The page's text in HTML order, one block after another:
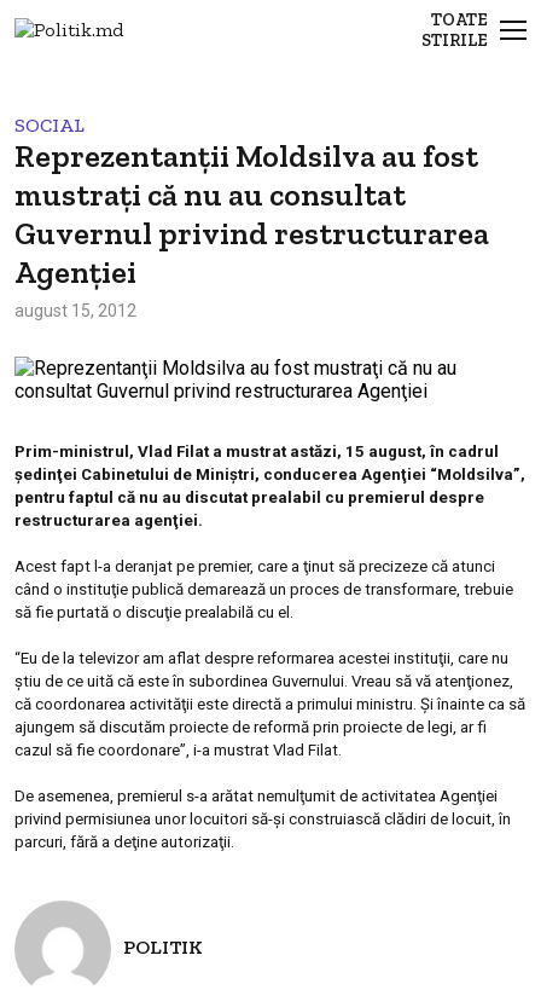
TOATE
STIRILE
SOCIAL
Reprezentanţii Moldsilva au fost
mustraţi că nu au consultat
Guvernul privind restructurarea
Agenţiei
august 15, 2012
Prim-ministrul, Vlad Filat a mustrat astăzi, 15 august, în cadrul
şedinţei Cabinetului de Miniştri, conducerea Agenţiei “Moldsilva”,
pentru faptul că nu au discutat prealabil cu premierul despre
restructurarea agenţiei.
Acest fapt l-a deranjat pe premier, care a ţinut să precizeze că atunci
când o instituţie publică demarează un proces de transformare, trebuie
să fie purtată o discuţie prealabilă cu el.
“Eu de la televizor am aflat despre reformarea acestei instituţii, care nu
ştiu de ce uită că este în subordinea Guvernului. Vreau să vă atenţionez,
că coordonarea activităţii este directă a primului ministru. Şi înainte ca să
ajungem să discutăm proiecte de reformă prin proiecte de legi, ar fi
cazul să fie coordonare”, i-a mustrat Vlad Filat.
De asemenea, premierul s-a arătat nemulţumit de activitatea Agenţiei
privind permisiunea unor locuitori să-şi construiască clădiri de locuit, în
parcuri, fără a deţine autorizaţii.
POLITIK